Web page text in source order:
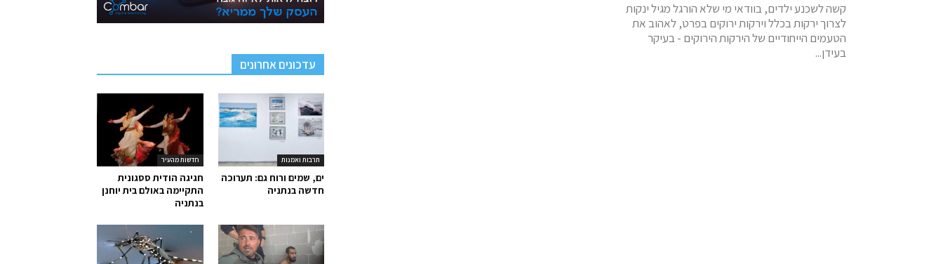
קשה לשכנע ילדים, בוודאי מי שלא הורגל מגיל ינקות
לצרוך ירקות בכלל וירקות ירוקים בפרט, לאהוב את
הטעמים הייחודיים של הירקות הירוקים - בעיקר
בעידן...
עדכונים אחרונים
חדשות מהעיר
חגיגה הודית ססגונית
התקיימה באולם בית יוחנן
בנתניה
תרבות ואמנות
ים, שמים ורוח גם: תערוכה
חדשה בנתניה